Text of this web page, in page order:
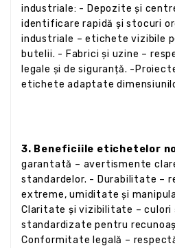
industriale: - Depozite și
identificare rapidă și stocuri
industriale – etichete vizibile
butelii. - Fabrici și uzine –
legale și de siguranță. -
etichete adaptate
3. Beneficiile etichetelor
garantată – avertismente
standardelor. - Durabilitate –
extreme, umiditate și
Claritate și vizibilitate – culori
standardizate pentru
Conformitate legală –